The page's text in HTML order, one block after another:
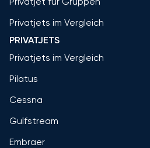
Privatjets im Vergleich
PRIVATJETS
Privatjets im Vergleich
Pilatus
Cessna
Gulfstream
Embraer